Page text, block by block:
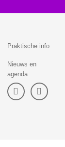
Praktische info
Nieuws en
agenda